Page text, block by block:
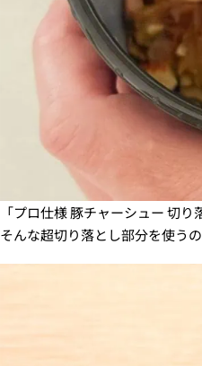
「プロ仕様 豚チャーシュー 切
そんな超切り落とし部分を使う